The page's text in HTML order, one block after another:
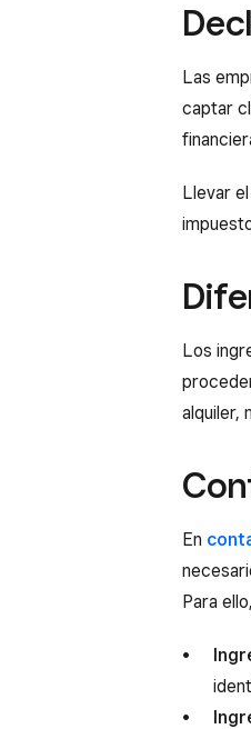
Las
captar
Llevar
Los
alquiler,
En
Para